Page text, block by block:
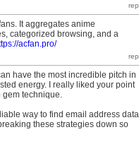
It aggregates anime
categorized browsing, and a
acfan.pro/
have the most incredible pitch in
energy. I really liked your point
technique.
way to find email address data
these strategies down so